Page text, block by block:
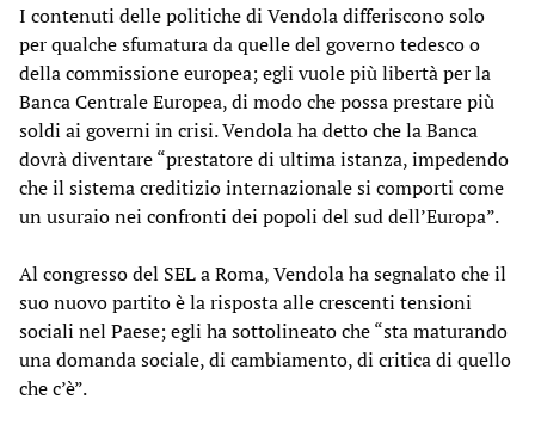
I contenuti delle politiche di Vendola differiscono solo
per qualche sfumatura da quelle del governo tedesco o
della commissione europea; egli vuole più libertà per la
Banca Centrale Europea, di modo che possa prestare più
soldi ai governi in crisi. Vendola ha detto che la Banca
dovrà diventare “prestatore di ultima istanza, impedendo
che il sistema creditizio internazionale si comporti come
un usuraio nei confronti dei popoli del sud dell’Europa”.
Al congresso del SEL a Roma, Vendola ha segnalato che il
suo nuovo partito è la risposta alle crescenti tensioni
sociali nel Paese; egli ha sottolineato che “sta maturando
una domanda sociale, di cambiamento, di critica di quello
che c’è”.